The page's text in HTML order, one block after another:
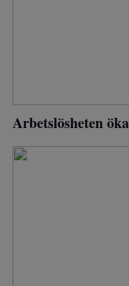
Arbetslösheten